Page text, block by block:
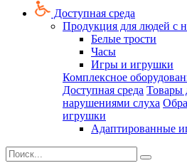
Доступная среда
Продукция для людей с
Белые трости
Часы
Игры и игрушки
Комплексное
Доступная среда Товары
нарушениями слуха
игрушки
Адаптированные